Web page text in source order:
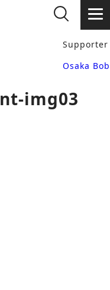
Supporter
Osaka Bob
img03